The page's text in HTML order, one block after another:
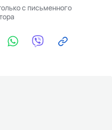
с письменного